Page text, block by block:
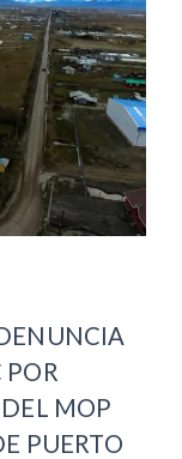
POR
MOP
PUERTO